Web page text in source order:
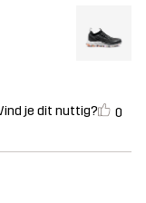
je dit nuttig? 0